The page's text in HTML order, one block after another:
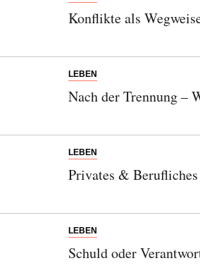
Konflikte als
LEBEN
Nach der Trennung –
LEBEN
Privates &
LEBEN
Schuld oder